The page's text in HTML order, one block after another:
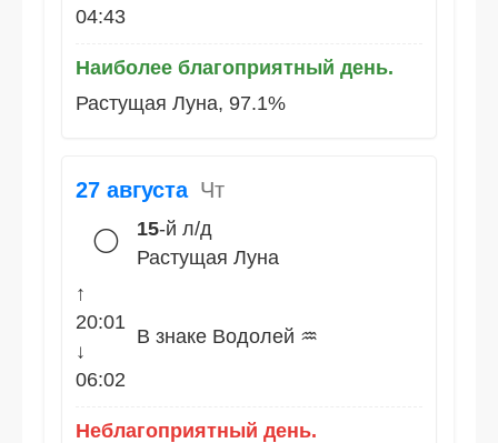
04:43
Наиболее благоприятный день.
Растущая Луна, 97.1%
27 августа Чт
🌕 15-й л/д
Растущая Луна
↑
20:01
↓
06:02
В знаке Водолей ♒
Неблагоприятный день.